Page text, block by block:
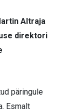
Altraja
direktori
päringule
Esmalt